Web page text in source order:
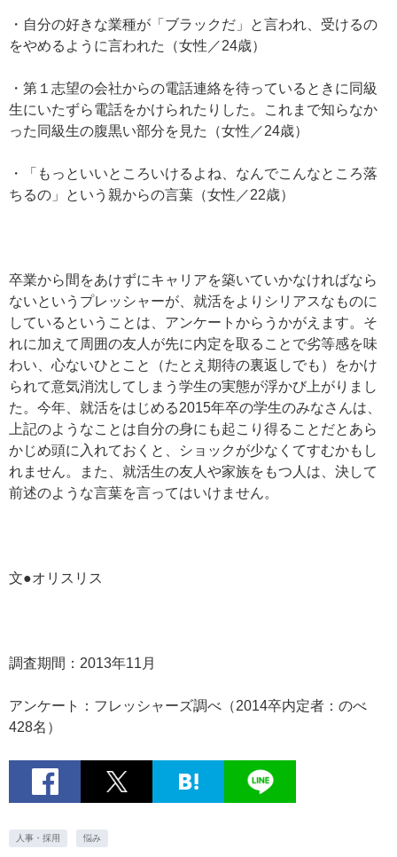
・自分の好きな業種が「ブラックだ」と言われ、受けるの
をやめるように言われた（女性／24歳）
・第１志望の会社からの電話連絡を待っているときに同級
生にいたずら電話をかけられたりした。これまで知らなか
った同級生の腹黒い部分を見た（女性／24歳）
・「もっといいところいけるよね、なんでこんなところ落
ちるの」という親からの言葉（女性／22歳）
卒業から間をあけずにキャリアを築いていかなければなら
ないというプレッシャーが、就活をよりシリアスなものに
しているということは、アンケートからうかがえます。そ
れに加えて周囲の友人が先に内定を取ることで劣等感を味
わい、心ないひとこと（たとえ期待の裏返しでも）をかけ
られて意気消沈してしまう学生の実態が浮かび上がりまし
た。今年、就活をはじめる2015年卒の学生のみなさんは、
上記のようなことは自分の身にも起こり得ることだとあら
かじめ頭に入れておくと、ショックが少なくてすむかもし
れません。また、就活生の友人や家族をもつ人は、決して
前述のような言葉を言ってはいけません。
文●オリスリス
調査期間：2013年11月
アンケート：フレッシャーズ調べ（2014卒内定者：のべ
428名）
人事・採用 悩み